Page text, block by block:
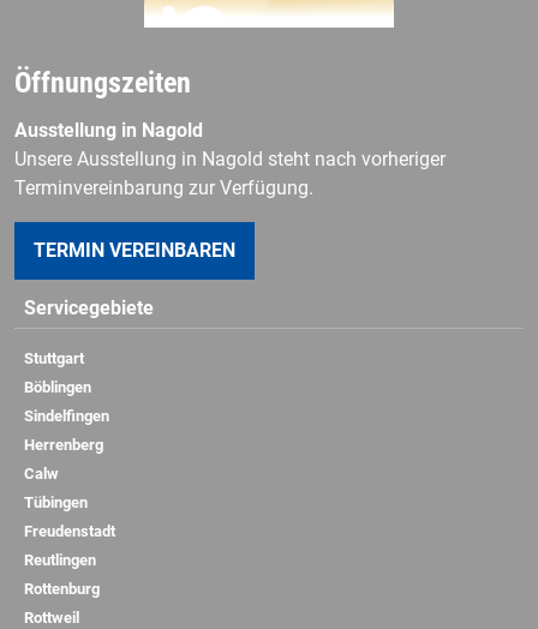
Öffnungszeiten
Ausstellung in Nagold
Unsere Ausstellung in Nagold steht nach vorheriger
Terminvereinbarung zur Verfügung.
TERMIN VEREINBAREN
Servicegebiete
Stuttgart
Böblingen
Sindelfingen
Herrenberg
Calw
Tübingen
Freudenstadt
Reutlingen
Rottenburg
Rottweil